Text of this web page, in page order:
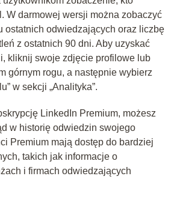
W darmowej wersji można zobaczyć
ostatnich odwiedzających oraz liczbę
z ostatnich 90 dni. Aby uzyskać
kliknij swoje zdjęcie profilowe lub
górnym rogu, a następnie wybierz
w sekcji „Analityka”.
LinkedIn Premium, możesz
w historię odwiedzin swojego
Premium mają dostęp do bardziej
takich jak informacje o
i firmach odwiedzających